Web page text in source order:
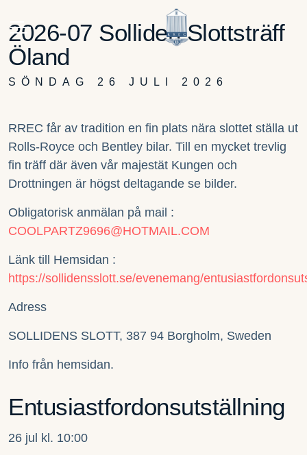
2026-07 Solliden Slottsträff
Öland
SÖNDAG 26 JULI 2026
RREC får av tradition en fin plats nära slottet ställa ut
Rolls-Royce och Bentley bilar. Till en mycket trevlig
fin träff där även vår majestät Kungen och
Drottningen är högst deltagande se bilder.
Obligatorisk anmälan på mail :
COOLPARTZ9696@HOTMAIL.COM
Länk till Hemsidan :
https://sollidensslott.se/evenemang/
Adress
SOLLIDENS SLOTT, 387 94 Borgholm, Sweden
Info från hemsidan.
Entusiastfordonsutställning
26 jul kl. 10:00